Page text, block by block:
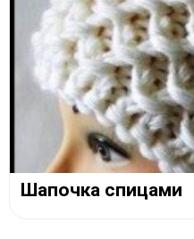
Шапочка спицами